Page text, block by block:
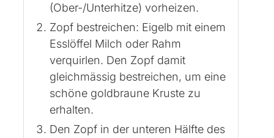
(Ober-/Unterhitze) vorheizen.
Zopf bestreichen: Eigelb mit einem
Esslöffel Milch oder Rahm
verquirlen. Den Zopf damit
gleichmässig bestreichen, um eine
schöne goldbraune Kruste zu
erhalten.
Den Zopf in der unteren Hälfte des